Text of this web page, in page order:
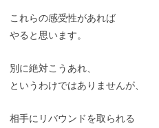
これらの感受性があれば
やると思います。
別に絶対こうあれ、
というわけではありませんが、
相手にリバウンドを取られる